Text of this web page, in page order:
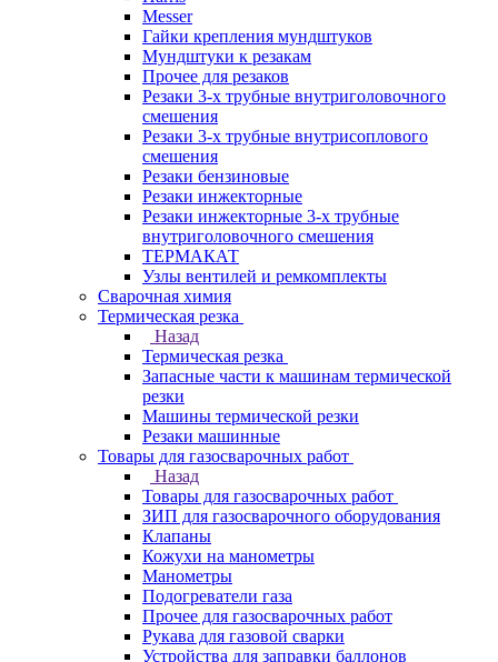
Messer
Гайки крепления мундштуков
Мундштуки к резакам
Прочее для резаков
Резаки 3-х трубные внутриголовочного
смешения
Резаки 3-х трубные внутрисоплового
смешения
Резаки бензиновые
Резаки инжекторные
Резаки инжекторные 3-х трубные
внутриголовочного смешения
ТЕРМАКАТ
Узлы вентилей и ремкомплекты
Сварочная химия
Термическая резка
Назад
Термическая резка
Запасные части к машинам термической
резки
Машины термической резки
Резаки машинные
Товары для газосварочных работ
Назад
Товары для газосварочных работ
ЗИП для газосварочного оборудования
Клапаны
Кожухи на манометры
Манометры
Подогреватели газа
Прочее для газосварочных работ
Рукава для газовой сварки
Устройства для заправки баллонов